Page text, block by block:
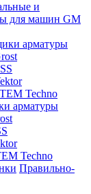
и
для машин GM
арматуры
Techno
арматуры
Techno
Правильно-